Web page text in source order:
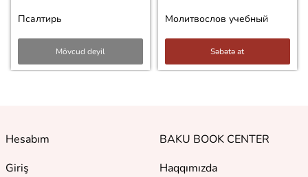
Псалтирь
Mövcud deyil
Молитвослов учебный
Səbətə at
Hesabım
Giriş
BAKU BOOK CENTER
Haqqımızda